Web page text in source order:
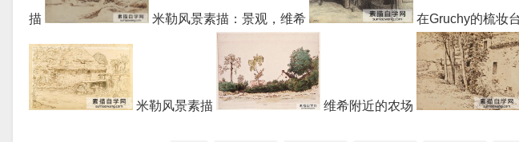
描 米勒风景素描：景观，维希 在Gruchy的梳妆台
米勒风景素描 维希附近的农场